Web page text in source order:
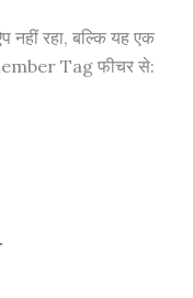
रहा, बल्कि यह एक
Tag फीचर से: